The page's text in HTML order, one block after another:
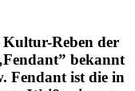
Kultur-Reben der
bekannt
Fendant ist die in